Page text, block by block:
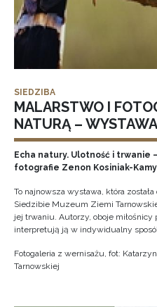
SIEDZIBA
MALARSTWO I
NATURĄ –
Echa natury. Ulotność i trwanie
fotografie Zenon Kosiniak-
To najnowsza wystawa, która
Siedzibie Muzeum Ziemi
jej trwaniu. Autorzy, oboje miłośnicy
interpretują ją w indywidualny
Fotogaleria z wernisażu, fot:
Tarnowskiej